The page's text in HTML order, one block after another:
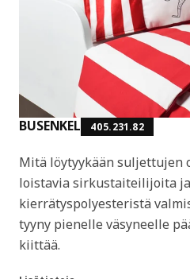
BUSENKEL 405.231.82
Mitä löytyykään suljettujen
loistavia sirkustaiteilijoita
kierrätyspolyesteristä
tyyny pienelle väsyneelle
kiittää.